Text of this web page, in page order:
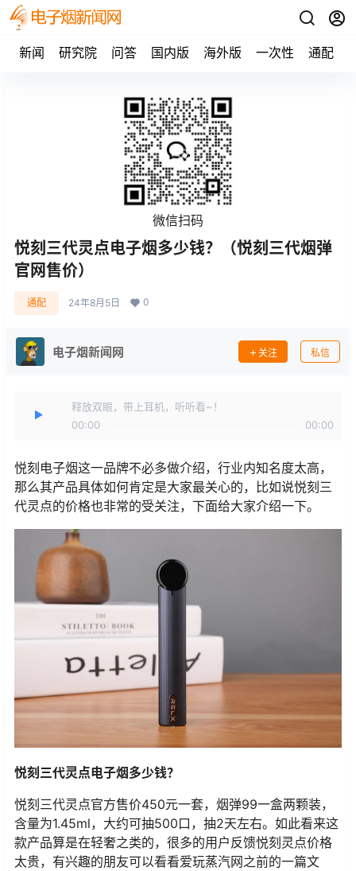
新闻 研究院 问答 国内版 海外版 一次性 通配
微信扫码
悦刻三代灵点电子烟多少钱？（悦刻三代烟弹
官网售价）
通配 24年8月5日 0
电子烟新闻网 关注 私信
释放双眼，带上耳机，听听看~！
00:00
00:00
悦刻电子烟这一品牌不必多做介绍，行业内知名度太高，
那么其产品具体如何肯定是大家最关心的，比如说悦刻三
代灵点的价格也非常的受关注，下面给大家介绍一下。
悦刻三代灵点电子烟多少钱？
悦刻三代灵点官方售价450元一套，烟弹99一盒两颗装，
含量为1.45ml，大约可抽500口，抽2天左右。如此看来这
款产品算是在轻奢之类的，很多的用户反馈悦刻灵点价格
太贵，有兴趣的朋友可以看看爱玩蒸汽网之前的一篇文